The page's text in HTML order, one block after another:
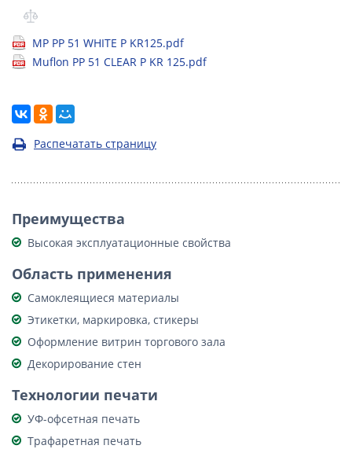
MP PP 51 WHITE P KR125.pdf
Muflon PP 51 CLEAR P KR 125.pdf
Распечатать страницу
Преимущества
Высокая эксплуатационные свойства
Область применения
Самоклеящиеся материалы
Этикетки, маркировка, стикеры
Оформление витрин торгового зала
Декорирование стен
Технологии печати
УФ-офсетная печать
Трафаретная печать